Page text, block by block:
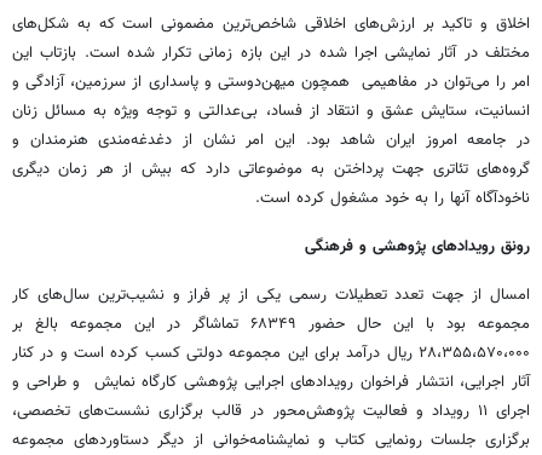
اخلاق و تاکید بر ارزش‌های اخلاقی شاخص‌ترین مضمونی است که به شکل‌های
مختلف در آثار نمایشی اجرا شده در این بازه زمانی تکرار شده است. بازتاب این
امر را می‌توان در مفاهیمی همچون میهن‌دوستی و پاسداری از سرزمین، آزادگی و
انسانیت، ستایش عشق و انتقاد از فساد، بی‌عدالتی و توجه ویژه به مسائل زنان
در جامعه امروز ایران شاهد بود. این امر نشان از دغدغه‌مندی هنرمندان و
گروه‌های تئاتری جهت پرداختن به موضوعاتی دارد که بیش از هر زمان دیگری
ناخودآگاه آنها را به خود مشغول کرده است.
رونق رویدادهای پژوهشی و فرهنگی
امسال از جهت تعدد تعطیلات رسمی یکی از پر فراز و نشیب‌ترین سال‌های کار
مجموعه بود با این حال حضور ۶۸۳۴۹ تماشاگر در این مجموعه بالغ بر
۲۸،۳۵۵،۵۷۰،۰۰۰ ریال درآمد برای این مجموعه دولتی کسب کرده است و در کنار
آثار اجرایی، انتشار فراخوان رویدادهای اجرایی پژوهشی کارگاه نمایش و طراحی و
اجرای ۱۱ رویداد و فعالیت پژوهش‌محور در قالب برگزاری نشست‌های تخصصی،
برگزاری جلسات رونمایی کتاب و نمایشنامه‌خوانی از دیگر دستاوردهای مجموعه